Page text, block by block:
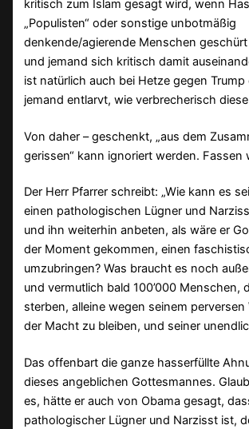
kritisch zum Islam gesagt wird, wenn
„Populisten“ oder sonstige unbotmäßig
denkende/agierende Menschen
und jemand sich kritisch damit
ist natürlich auch bei Hetze gegen Trump
jemand entlarvt, wie verbrecherisch
Von daher – geschenkt, „aus dem
gerissen“ kann ignoriert werden. Fassen
Der Herr Pfarrer schreibt: „Wie kann es
einen pathologischen Lügner und
und ihn weiterhin anbeten, als wäre er
der Moment gekommen, einen
umzubringen? Was braucht es noch
und vermutlich bald 100’000 Menschen,
sterben, alleine wegen seinem perversen
der Macht zu bleiben, und seiner
Das offenbart die ganze hasserfüllte
dieses angeblichen Gottesmannes.
es, hätte er auch von Obama gesagt,
pathologischer Lügner und Narzisst ist,